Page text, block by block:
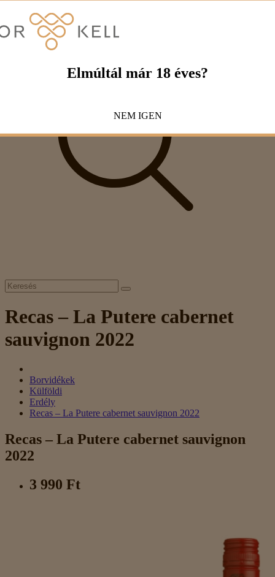
Recas – La Putere cabernet
sauvignon 2022
Borvidékek
Külföldi
Erdély
Recas – La Putere cabernet sauvignon 2022
Recas – La Putere cabernet sauvignon
2022
3 990 Ft
Elmúltál már 18 éves?
NEM IGEN